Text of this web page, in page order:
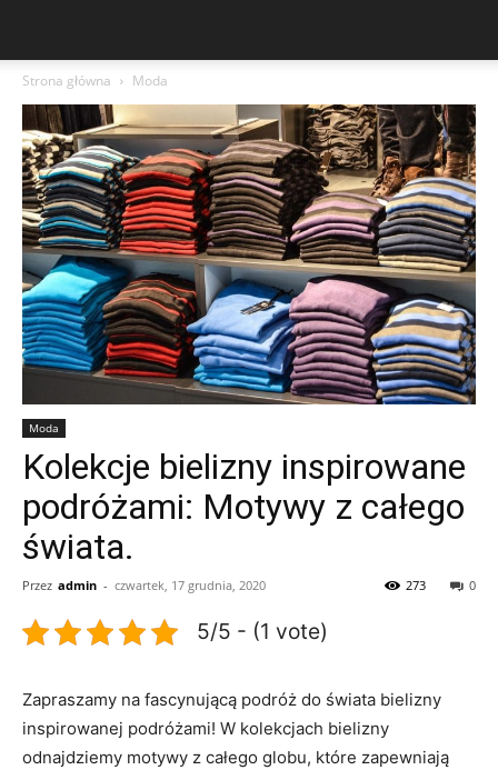
Strona główna Moda
Moda
Kolekcje bielizny inspirowane
podróżami: Motywy z całego
świata.
Przez admin - czwartek, 17 grudnia, 2020 0
273
5/5 - (1 vote)
Zapraszamy‌ na fascynującą podróż do świata bielizny
inspirowanej podróżami! W kolekcjach bielizny‍
odnajdziemy‌ motywy z całego globu, które zapewniają⁣